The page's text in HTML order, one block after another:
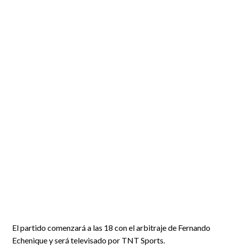
El partido comenzará a las 18 con el arbitraje de Fernando
Echenique y será televisado por TNT Sports.